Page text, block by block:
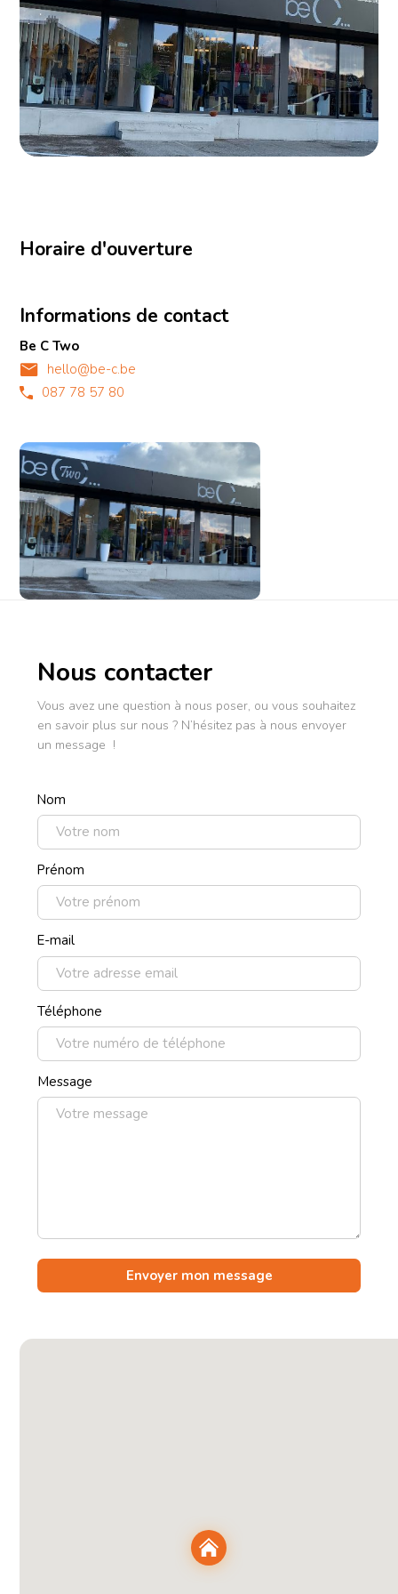
Horaire d'ouverture
Informations de contact
Be C Two
hello@be-c.be
087 78 57 80
Nous contacter
Vous avez une question à nous poser, ou vous souhaitez
en savoir plus sur nous ? N’hésitez pas à nous envoyer
un message !
Nom
Prénom
E-mail
Téléphone
Message